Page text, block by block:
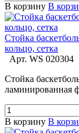
В корзину В
Стойка
кольцо, сетка
Арт. WS 020304
Стойка
ламинированная
В корзину В